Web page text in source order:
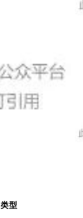
类型